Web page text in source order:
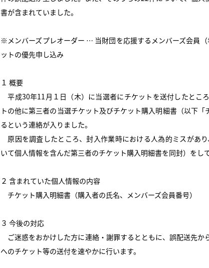
書が含まれていました。
※ メンバーズプレオーダー … 当財団を応援するメンバーズ会員
ットの優先申し込み
１ 概要
平成30年11月１日（木）に当選者にチケットを送付したとこ
トの他に第三者の当選チケット及びチケット購入明細書（以下
るという連絡が入りました。
原因を調査したところ、封入作業時における人為的ミスがあ
いて個人情報を含んだ第三者のチケット購入明細書を同封）をし
２ 含まれていた個人情報の内容
チケット購入明細書（購入者の氏名、メンバーズ会員番号）
３ 今後の対応
ご迷惑をおかけした方に連絡・謝罪するとともに、誤配送先か
へのチケット等の送付を速やかに行います。